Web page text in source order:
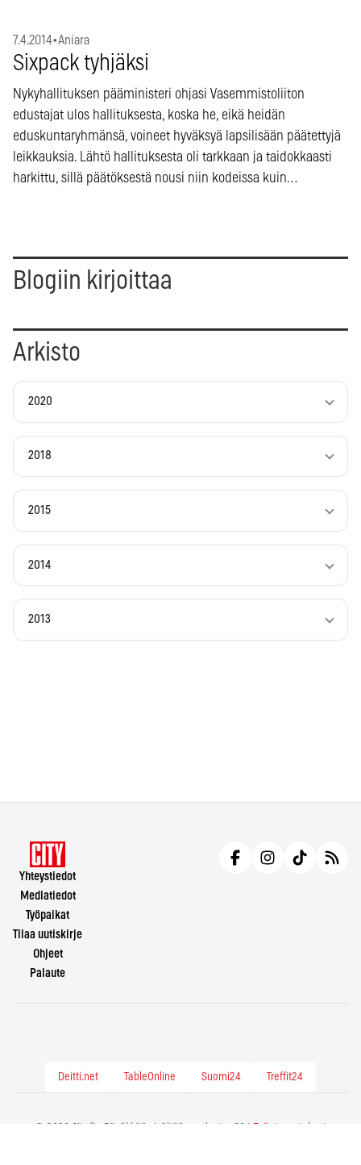
7.4.2014•Aniara
Sixpack tyhjäksi
Nykyhallituksen pääministeri ohjasi Vasemmistoliiton
edustajat ulos hallituksesta, koska he, eikä heidän
eduskuntaryhmänsä, voineet hyväksyä lapsilisään päätettyjä
leikkauksia. Lähtö hallituksesta oli tarkkaan ja taidokkaasti
harkittu, sillä päätöksestä nousi niin kodeissa kuin…
Blogiin kirjoittaa
Arkisto
2020
2018
2015
2014
2013
Yhteystiedot
Mediatiedot
Työpaikat
Tilaa uutiskirje
Ohjeet
Palaute
Deitti.net TableOnline Suomi24 Treffit24